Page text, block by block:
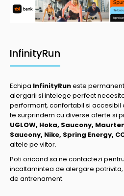
InfinityRun
Echipa InfinityRuneste
alergarii si intelege perfect
performant, confortabil si accesibil
te surprindem cu diverse oferte si
UGLOW, Hoka, Saucony,
Saucony, Nike, Spring Energy,
altele pe viitor.
Poti oricand sa ne contactezi
incaltamintea de alergare potrivita,
de antrenament.